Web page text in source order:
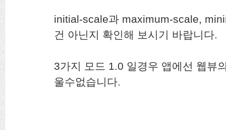
initial-scale과 maximum-scale,
건 아닌지 확인해 보시기 바랍니다.
3가지 모드 1.0 일경우 앱에선 웹뷰
울수없습니다.